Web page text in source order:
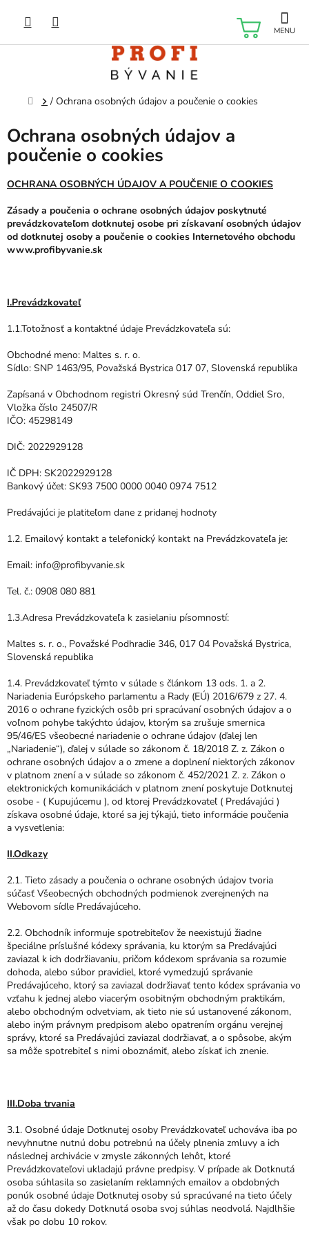
obsah
Domov
/ Ochrana osobných údajov a poučenie o cookies
Ochrana osobných údajov a
poučenie o cookies
OCHRANA OSOBNÝCH ÚDAJOV A POUČENIE O COOKIES
Zásady a poučenia o ochrane osobných údajov poskytnuté
prevádzkovateľom dotknutej osobe pri získavaní osobných údajov
od dotknutej osoby a poučenie o cookies Internetového obchodu
www.profibyvanie.sk
I.Prevádzkovateľ
1.1.Totožnosť a kontaktné údaje Prevádzkovateľa sú:
Obchodné meno: Maltes s. r. o.
Sídlo: SNP 1463/95, Považská Bystrica 017 07, Slovenská republika
Zapísaná v Obchodnom registri Okresný súd Trenčín, Oddiel Sro,
Vložka číslo 24507/R
IČO: 45298149
DIČ: 2022929128
IČ DPH: SK2022929128
Bankový účet: SK93 7500 0000 0040 0974 7512
Predávajúci je platiteľom dane z pridanej hodnoty
1.2. Emailový kontakt a telefonický kontakt na Prevádzkovateľa je:
Email: info@profibyvanie.sk
Tel. č.: 0908 080 881
1.3.Adresa Prevádzkovateľa k zasielaniu písomností:
Maltes s. r. o., Považské Podhradie 346, 017 04 Považská Bystrica,
Slovenská republika
1.4. Prevádzkovateľ týmto v súlade s článkom 13 ods. 1. a 2.
Nariadenia Európskeho parlamentu a Rady (EÚ) 2016/679 z 27. 4.
2016 o ochrane fyzických osôb pri spracúvaní osobných údajov a o
voľnom pohybe takýchto údajov, ktorým sa zrušuje smernica
95/46/ES všeobecné nariadenie o ochrane údajov (ďalej len
„Nariadenie“), ďalej v súlade so zákonom č. 18/2018 Z. z. Zákon o
ochrane osobných údajov a o zmene a doplnení niektorých zákonov
v platnom znení a v súlade so zákonom č. 452/2021 Z. z. Zákon o
elektronických komunikáciách v platnom znení poskytuje Dotknutej
osobe - ( Kupujúcemu ), od ktorej Prevádzkovateľ ( Predávajúci )
získava osobné údaje, ktoré sa jej týkajú, tieto informácie poučenia
a vysvetlenia:
II.Odkazy
2.1. Tieto zásady a poučenia o ochrane osobných údajov tvoria
súčasť Všeobecných obchodných podmienok zverejnených na
Webovom sídle Predávajúceho.
2.2. Obchodník informuje spotrebiteľov že neexistujú žiadne
špeciálne príslušné kódexy správania, ku ktorým sa Predávajúci
zaviazal k ich dodržiavaniu, pričom kódexom správania sa rozumie
dohoda, alebo súbor pravidiel, ktoré vymedzujú správanie
Predávajúceho, ktorý sa zaviazal dodržiavať tento kódex správania vo
vzťahu k jednej alebo viacerým osobitným obchodným praktikám,
alebo obchodným odvetviam, ak tieto nie sú ustanovené zákonom,
alebo iným právnym predpisom alebo opatrením orgánu verejnej
správy, ktoré sa Predávajúci zaviazal dodržiavať, a o spôsobe, akým
sa môže spotrebiteľ s nimi oboznámiť, alebo získať ich znenie.
III.Doba trvania
3.1. Osobné údaje Dotknutej osoby Prevádzkovateľ uchováva iba po
nevyhnutne nutnú dobu potrebnú na účely plnenia zmluvy a ich
následnej archivácie v zmysle zákonných lehôt, ktoré
Prevádzkovateľovi ukladajú právne predpisy. V prípade ak Dotknutá
osoba súhlasila so zasielaním reklamných emailov a obdobných
ponúk osobné údaje Dotknutej osoby sú spracúvané na tieto účely
až do času dokedy Dotknutá osoba svoj súhlas neodvolá. Najdlhšie
však po dobu 10 rokov.